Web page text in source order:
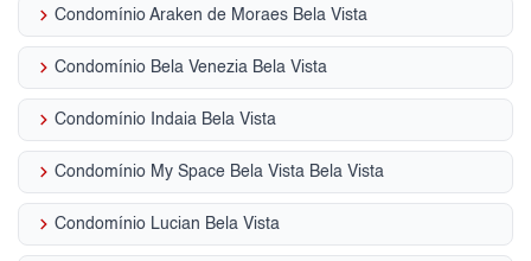
keyboard_arrow_right Condomínio Araken de Moraes Bela Vista
keyboard_arrow_right Condomínio Bela Venezia Bela Vista
keyboard_arrow_right Condomínio Indaia Bela Vista
keyboard_arrow_right Condomínio My Space Bela Vista Bela Vista
keyboard_arrow_right Condomínio Lucian Bela Vista